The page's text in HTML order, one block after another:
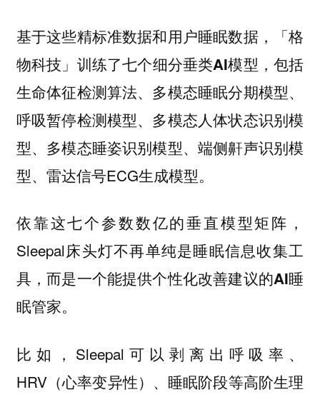
基于这些精标准数据和用户睡眠数据，「格
物科技」训练了七个细分垂类AI模型， 包括
生命体征检测算法、多模态睡眠分期模型、
呼吸暂停检测模型、多模态人体状态识别模
型、多模态睡姿识别模型、端侧鼾声识别模
型、雷达信号ECG生成模型。
依靠这七个参数数亿的垂直模型矩阵，
Sleepal床头灯不再单纯是睡眠信息收集工
具，而是一个能提供个性化改善建议的AI睡
眠管家。
比如，Sleepal可以剥离出呼吸率、
HRV（心率变异性）、睡眠阶段等高阶生理